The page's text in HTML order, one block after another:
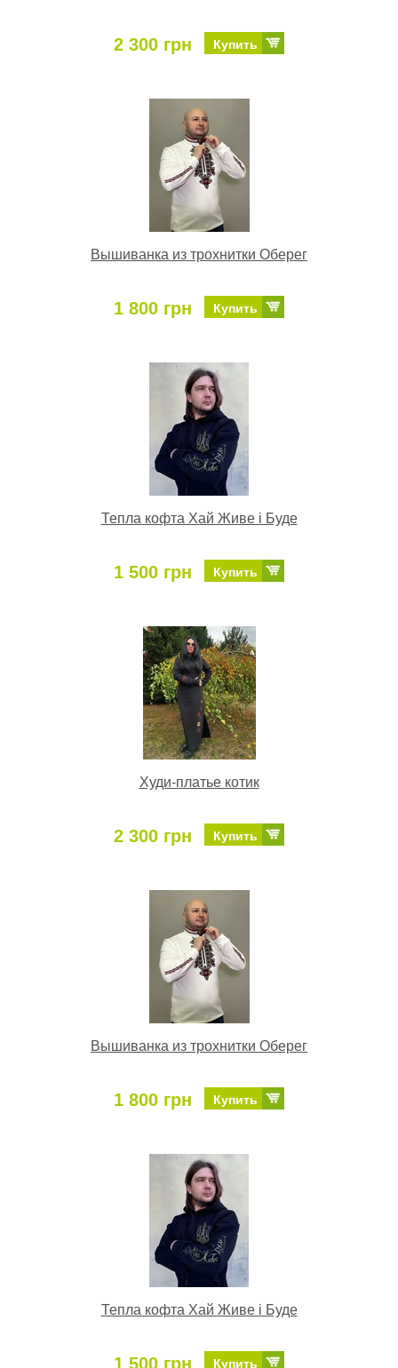
2 300 грн Купить
Вышиванка из трохнитки Оберег
1 800 грн Купить
Тепла кофта Хай Живе і Буде
1 500 грн Купить
Худи-платье котик
2 300 грн Купить
Вышиванка из трохнитки Оберег
1 800 грн Купить
Тепла кофта Хай Живе і Буде
1 500 грн Купить